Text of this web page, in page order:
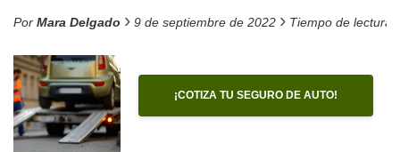
Por Mara Delgado › 9 de septiembre de 2022 › Tiempo de lectura
¡COTIZA TU SEGURO DE AUTO!